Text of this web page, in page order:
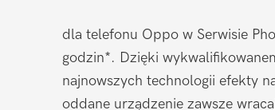
dla telefonu Oppo w Serwisie
godzin*. Dzięki
najnowszych technologii efekty
oddane urządzenie zawsze